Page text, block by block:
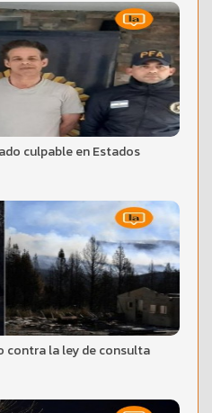
culpable en Estados
contra la ley de consulta